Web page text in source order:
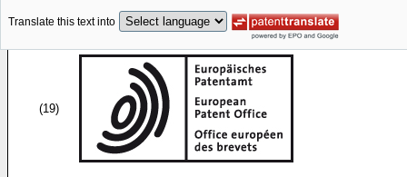
Translate this text into
(19)